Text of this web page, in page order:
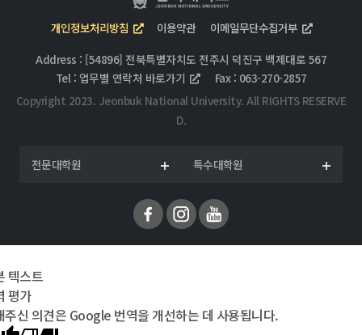
개인정보처리방침 이용약관
이메일무단수집거부
Address : [54896] 전북특별자치도 전주시 덕진구 백제대로 567
Tel : 업무별 연락처 바로가기
Fax : 063-270-2857
Copyright 2023. Jeonbuk National University. All RIGHTS RESERVE
D.
전문대학원 특수대학원
텍스트
평가
주신 의견은 Google 번역을 개선하는 데 사용됩니다.